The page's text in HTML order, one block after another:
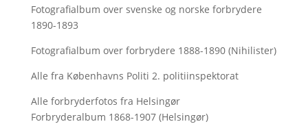
Fotografialbum over svenske og norske forbrydere
1890-1893
Fotografialbum over forbrydere 1888-1890 (Nihilister)
Alle fra Københavns Politi 2. politiinspektorat
Alle forbryderfotos fra Helsingør
Forbryderalbum 1868-1907 (Helsingør)